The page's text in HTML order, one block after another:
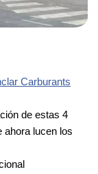
Carburants
de estas 4
ahora lucen los